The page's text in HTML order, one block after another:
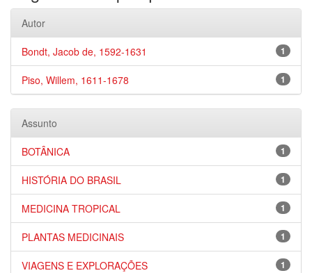
Autor
1
Bondt, Jacob de, 1592-1631
1
Piso, Willem, 1611-1678
Assunto
1
BOTÂNICA
1
HISTÓRIA DO BRASIL
1
MEDICINA TROPICAL
1
PLANTAS MEDICINAIS
1
VIAGENS E EXPLORAÇÕES